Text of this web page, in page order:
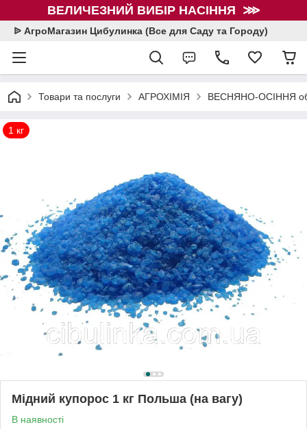
ВЕЛИЧЕЗНИЙ ВИБІР НАСІННЯ ⋙
ᐉ АгроМагазин Цибулинка (Все для Саду та Городу)
Товари та послуги АГРОХІМІЯ ВЕСНЯНО-ОСІННЯ
1 кг
Мідний купорос 1 кг Польша (на вагу)
В наявності